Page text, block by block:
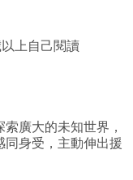
上自己閱讀
廣大的未知世界，
身受，主動伸出援